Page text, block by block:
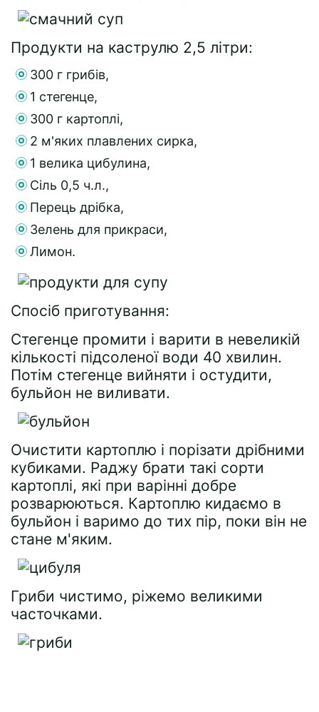
Продукти на каструлю 2,5 літри:
300 г грибів,
1 стегенце,
300 г картоплі,
2 м'яких плавлених сирка,
1 велика цибулина,
Сіль 0,5 ч.л.,
Перець дрібка,
Зелень для прикраси,
Лимон.
Спосіб приготування:
Стегенце промити і варити в невеликій
кількості підсоленої води 40 хвилин.
Потім стегенце вийняти і остудити,
бульйон не виливати.
Очистити картоплю і порізати дрібними
кубиками. Раджу брати такі сорти
картоплі, які при варінні добре
розварюються. Картоплю кидаємо в
бульйон і варимо до тих пір, поки він не
стане м'яким.
Гриби чистимо, ріжемо великими
часточками.